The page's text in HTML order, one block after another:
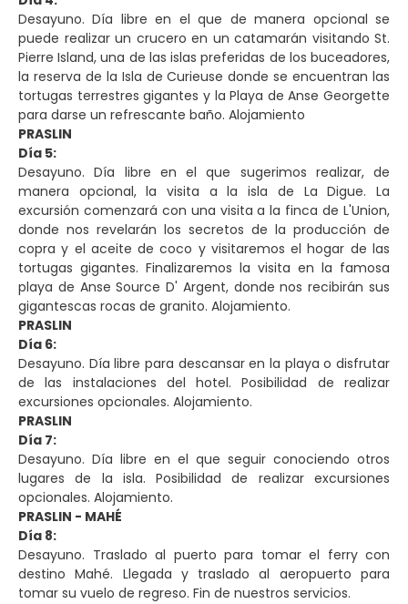
Desayuno. Día libre en el que de manera opcional se
puede realizar un crucero en un catamarán visitando St.
Pierre Island, una de las islas preferidas de los buceadores,
la reserva de la Isla de Curieuse donde se encuentran las
tortugas terrestres gigantes y la Playa de Anse Georgette
para darse un refrescante baño. Alojamiento
PRASLIN
Día 5:
Desayuno. Día libre en el que sugerimos realizar, de
manera opcional, la visita a la isla de La Digue. La
excursión comenzará con una visita a la finca de L'Union,
donde nos revelarán los secretos de la producción de
copra y el aceite de coco y visitaremos el hogar de las
tortugas gigantes. Finalizaremos la visita en la famosa
playa de Anse Source D' Argent, donde nos recibirán sus
gigantescas rocas de granito. Alojamiento.
PRASLIN
Día 6:
Desayuno. Día libre para descansar en la playa o disfrutar
de las instalaciones del hotel. Posibilidad de realizar
excursiones opcionales. Alojamiento.
PRASLIN
Día 7:
Desayuno. Día libre en el que seguir conociendo otros
lugares de la isla. Posibilidad de realizar excursiones
opcionales. Alojamiento.
PRASLIN - MAHÉ
Día 8:
Desayuno. Traslado al puerto para tomar el ferry con
destino Mahé. Llegada y traslado al aeropuerto para
tomar su vuelo de regreso. Fin de nuestros servicios.